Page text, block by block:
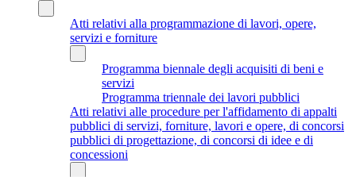
Atti relativi alla programmazione di lavori, opere,
servizi e forniture
Programma biennale degli acquisiti di beni e
servizi
Programma triennale dei lavori pubblici
Atti relativi alle procedure per l'affidamento di appalti
pubblici di servizi, forniture, lavori e opere, di concorsi
pubblici di progettazione, di concorsi di idee e di
concessioni